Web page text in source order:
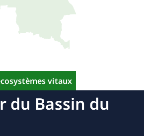
vitaux
du Bassin du